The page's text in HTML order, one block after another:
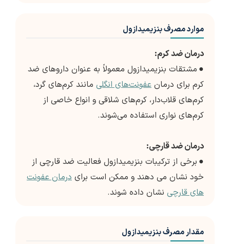
موارد مصرف بنزیمیدازول
درمان ضد کرم:
● مشتقات بنزیمیدازول معمولاً به عنوان داروهای ضد
کرم برای درمان عفونت‌های انگلی مانند کرم‌های گرد،
کرم‌های قلاب‌دار، کرم‌های شلاقی و انواع خاصی از
کرم‌های نواری استفاده می‌شوند.
درمان ضد قارچی:
● برخی از ترکیبات بنزیمیدازول فعالیت ضد قارچی از
خود نشان می دهند و ممکن است برای درمان عفونت
های قارچی نشان داده شوند.
مقدار مصرف بنزیمیدازول